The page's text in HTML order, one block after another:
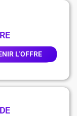
L'OFFRE